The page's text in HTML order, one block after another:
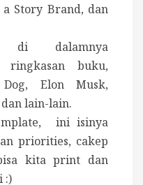
Story Brand, dan
di dalamnya
ringkasan buku,
Elon Musk,
lain-lain.
ini isinya
priorities, cakep
kita print dan
:)